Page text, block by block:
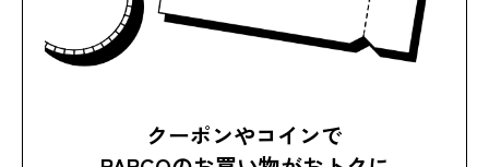
クーポンやコインで